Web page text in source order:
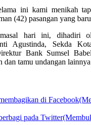
ini kami menikah
(42) pasangan yang
hari ini, dihadiri
Agustinda, Sekda
Bank Sumsel
dan tamu undangan lainnya
di
pada